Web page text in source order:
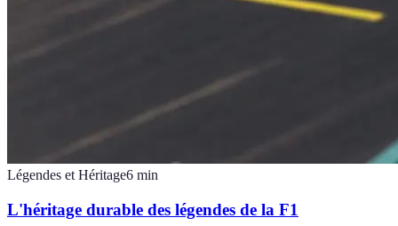
Légendes et Héritage6 min
L'héritage durable des légendes de la F1